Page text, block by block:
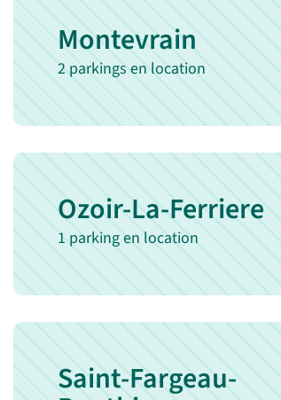
Montevrain
2 parkings en location
Ozoir-La-Ferriere
1 parking en location
Saint-Fargeau-